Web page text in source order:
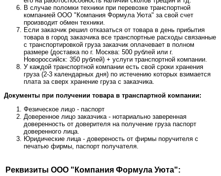
В случае поломки техники при перевозке транспортной
компанией ООО "Компания Формула Уюта" за свой счет
производит обмен техники.
Если заказчик решил отказаться от товара в день прибытия
товара в город заказчика все транспортные расходы связанные
с транспортировкой груза заказчик оплачевает в полном
размере (доставка по г. Москва: 500 рублей или г.
Новороссийск: 350 рублей) + услуги транспортной компании.
У каждой транспортной компании есть свой сроки хранения
груза (2-3 календарных дня) по истечению которых взимается
плата за сверх хранение груза с заказчика.
Документы при получении товара в транспартной компании:
Фезическое лицо - паспорт
Доверенное лицо заказчика - нотариально заверенная
доверенность от доверителя на получение груза паспорт
доверенного лица.
Юридические лица - довереность от фирмы поручителя с
печатью фирмы, паспорт получателя.
Реквизиты ООО "Компания Формула Уюта":